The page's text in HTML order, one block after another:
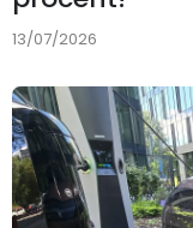
13/07/2026